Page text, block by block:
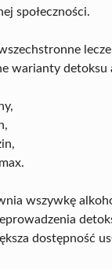
społeczności.
warianty detoksu
wszywkę
dostępność